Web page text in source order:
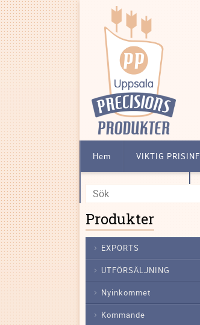
Hem
VIKTIG
Att köpa licensbelagt
Produkter
EXPORTS
UTFÖRSÄLJNING
Nyinkommet
Kommande